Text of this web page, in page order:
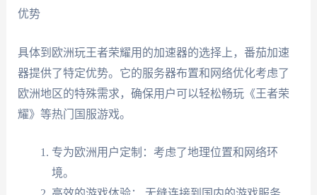
优势
具体到欧洲玩王者荣耀用的加速器的选择上，番茄加速
器提供了特定优势。它的服务器布置和网络优化考虑了
欧洲地区的特殊需求，确保用户可以轻松畅玩《王者荣
耀》等热门国服游戏。
专为欧洲用户定制：考虑了地理位置和网络环
境。